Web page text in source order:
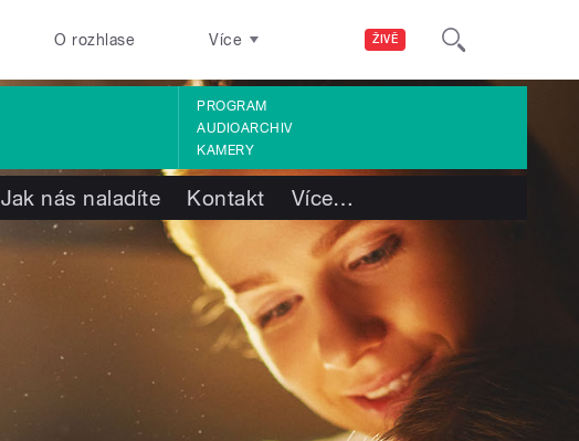
ŽIVĚ
O rozhlase Více
PROGRAM
AUDIOARCHIV
KAMERY
Jak nás naladíte Kontakt Více…